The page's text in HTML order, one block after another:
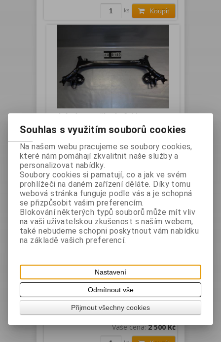
Koupit
ks
zadní náprava škoda fabia III
Katalogové číslo:
23
0180
Vaše cena:2 200 Kč
Koupit
ks
pravý zadní brzdič audi a4 8k
Katalogové číslo:25
0114
Vaše cena:2 500 Kč
Souhlas s využitím souborů cookies
Na našem webu pracujeme se soubory cookies,
které nám pomáhají zkvalitnit naše služby a
personalizovat nabídky.
Soubory cookies si pamatují, co a jak ve svém
prohlížeči na daném zařízení děláte. Díky tomu
webová stránka funguje podle vás a je schopná
se přizpůsobit vašim preferencím.
Blokování některých typů souborů může mít vliv
na vaši uživatelskou zkušenost s naším webem,
také nebudeme schopni poskytnout vám nabídku
na základě vašich preferencí.
Nastavení
Odmítnout vše
Přijmout všechny cookies